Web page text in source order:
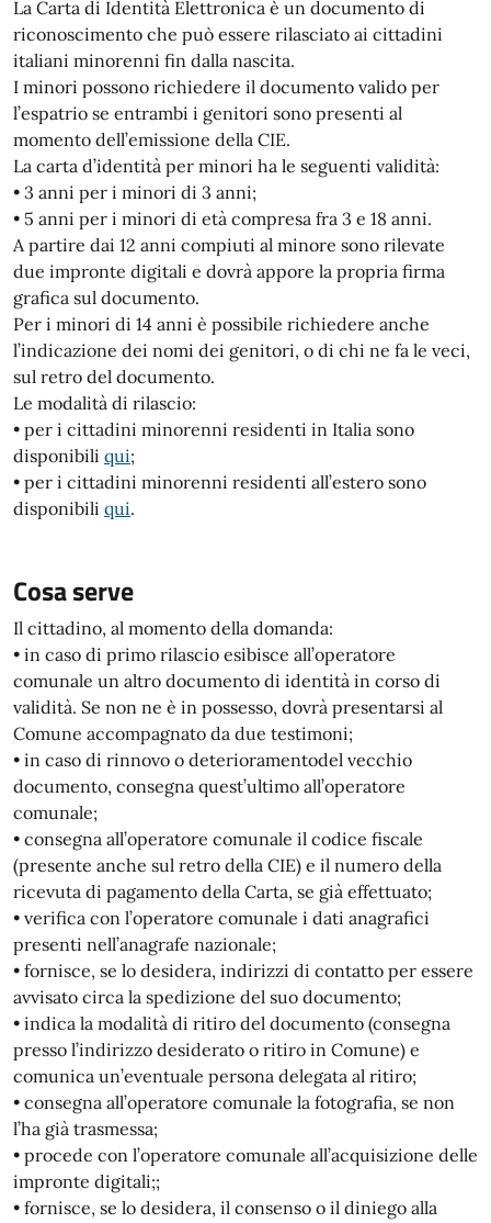
La Carta di Identità Elettronica è un documento di
riconoscimento che può essere rilasciato ai cittadini
italiani minorenni fin dalla nascita.
I minori possono richiedere il documento valido per
l’espatrio se entrambi i genitori sono presenti al
momento dell’emissione della CIE.
La carta d’identità per minori ha le seguenti validità:
• 3 anni per i minori di 3 anni;
• 5 anni per i minori di età compresa fra 3 e 18 anni.
A partire dai 12 anni compiuti al minore sono rilevate
due impronte digitali e dovrà appore la propria firma
grafica sul documento.
Per i minori di 14 anni è possibile richiedere anche
l’indicazione dei nomi dei genitori, o di chi ne fa le veci,
sul retro del documento.
Le modalità di rilascio:
• per i cittadini minorenni residenti in Italia sono
disponibili qui;
• per i cittadini minorenni residenti all’estero sono
disponibili qui.
Cosa serve
Il cittadino, al momento della domanda:
• in caso di primo rilascio esibisce all’operatore
comunale un altro documento di identità in corso di
validità. Se non ne è in possesso, dovrà presentarsi al
Comune accompagnato da due testimoni;
• in caso di rinnovo o deterioramentodel vecchio
documento, consegna quest’ultimo all’operatore
comunale;
• consegna all’operatore comunale il codice fiscale
(presente anche sul retro della CIE) e il numero della
ricevuta di pagamento della Carta, se già effettuato;
• verifica con l’operatore comunale i dati anagrafici
presenti nell’anagrafe nazionale;
• fornisce, se lo desidera, indirizzi di contatto per essere
avvisato circa la spedizione del suo documento;
• indica la modalità di ritiro del documento (consegna
presso l’indirizzo desiderato o ritiro in Comune) e
comunica un’eventuale persona delegata al ritiro;
• consegna all’operatore comunale la fotografia, se non
l’ha già trasmessa;
• procede con l’operatore comunale all’acquisizione delle
impronte digitali;;
• fornisce, se lo desidera, il consenso o il diniego alla